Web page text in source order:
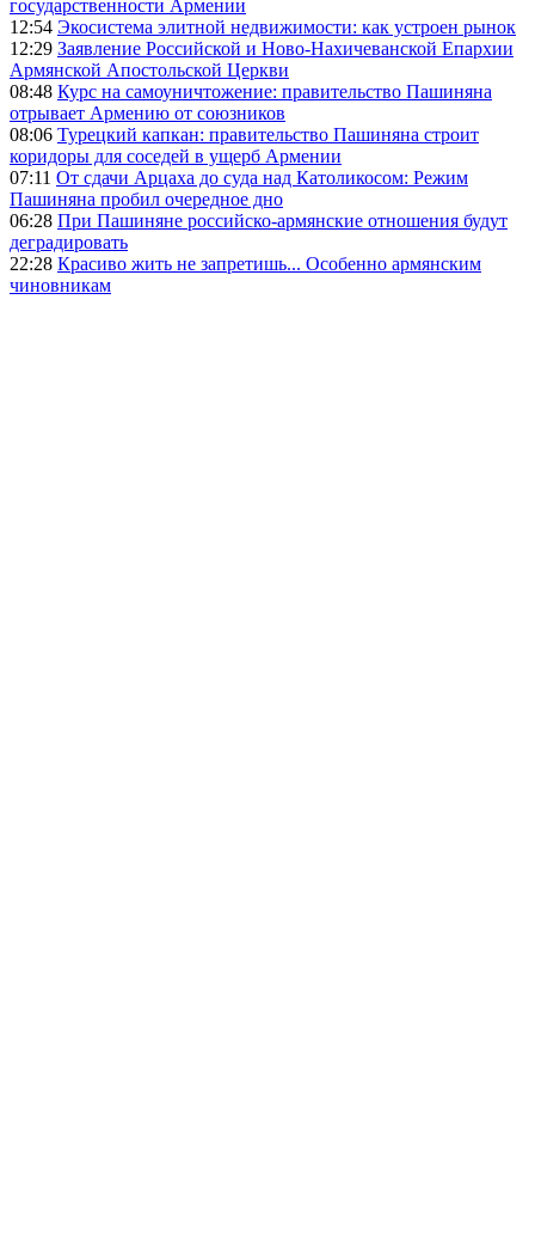
государственности Армении
12:54 Экосистема элитной недвижимости: как устроен рынок
12:29 Заявление Российской и Ново-Нахичеванской Епархии
Армянской Апостольской Церкви
08:48 Курс на самоуничтожение: правительство Пашиняна
отрывает Армению от союзников
08:06 Турецкий капкан: правительство Пашиняна строит
коридоры для соседей в ущерб Армении
07:11 От сдачи Арцаха до суда над Католикосом: Режим
Пашиняна пробил очередное дно
06:28 При Пашиняне российско-армянские отношения будут
деградировать
22:28 Красиво жить не запретишь... Особенно армянским
чиновникам